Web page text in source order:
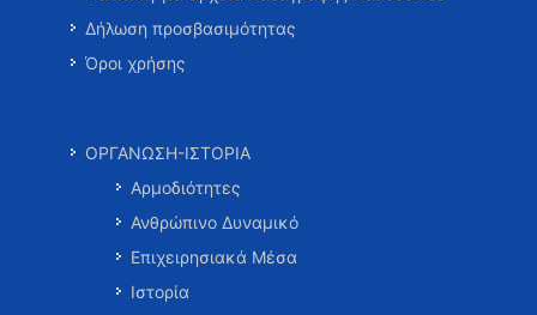
Δήλωση προσβασιμότητας
Όροι χρήσης
ΟΡΓΑΝΩΣΗ-ΙΣΤΟΡΙΑ
Αρμοδιότητες
Ανθρώπινο Δυναμικό
Επιχειρησιακά Μέσα
Ιστορία